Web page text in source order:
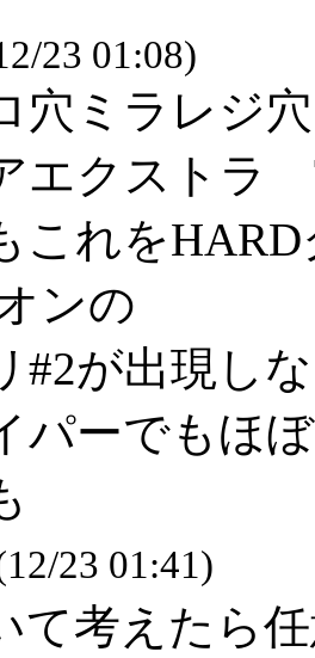
23 01:08)
穴ミラレジ
エクストラ
これを
ンの
#2が出現し
パーでもほ
23 01:41)
て考えたら